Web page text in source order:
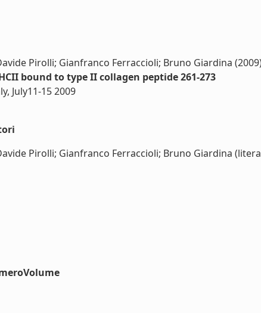
Pirolli; Gianfranco Ferraccioli; Bruno Giardina
bound to type II collagen peptide 261-273
July11-15 2009
Pirolli; Gianfranco Ferraccioli; Bruno Giardina